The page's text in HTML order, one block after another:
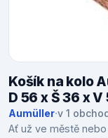
Košík na kolo
D 56 x Š 36 x
Aumüller·v 1
Ať už ve městě